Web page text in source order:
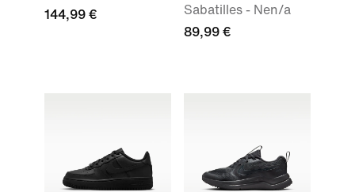
144,99 €
Sabatilles - Nen/a
89,99 €